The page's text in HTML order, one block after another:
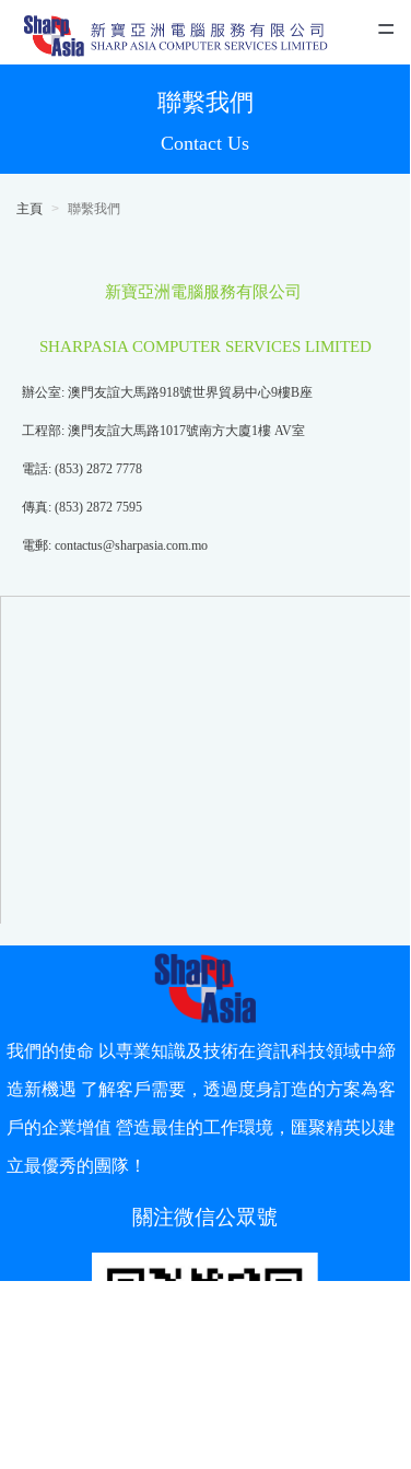
=
Contact Us
聯繫我們
主頁 聯繫我們
新寶亞洲電腦服務有限公司
SHARPASIA COMPUTER SERVICES LIMITED
辦公室: 澳門友誼大馬路918號世界貿易中心9樓B座
工程部: 澳門友誼大馬路1017號南方大廈1樓 AV室
電話: (853) 2872 7778
傳真: (853) 2872 7595
電郵: contactus@sharpasia.com.mo
我們的使命 以専業知識及技術在資訊科技領域中締
造新機遇 了解客戶需要，透過度身訂造的方案為客
戶的企業增值 營造最佳的工作環境，匯聚精英以建
立最優秀的團隊！
關注微信公眾號